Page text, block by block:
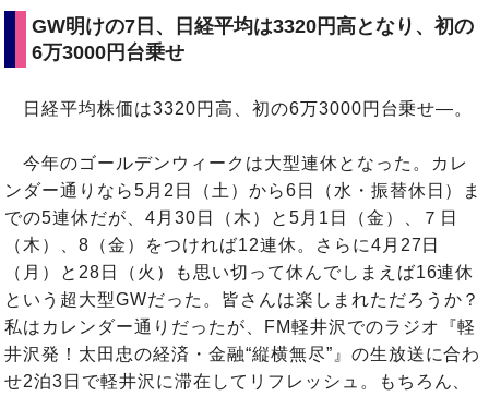
GW明けの7日、日経平均は3320円高となり、初の
6万3000円台乗せ
日経平均株価は3320円高、初の6万3000円台乗せ―。
今年のゴールデンウィークは大型連休となった。カレ
ンダー通りなら5月2日（土）から6日（水・振替休日）ま
での5連休だが、4月30日（木）と5月1日（金）、７日
（木）、8（金）をつければ12連休。さらに4月27日
（月）と28日（火）も思い切って休んでしまえば16連休
という超大型GWだった。皆さんは楽しまれただろうか？
私はカレンダー通りだったが、FM軽井沢でのラジオ『軽
井沢発！太田忠の経済・金融“縦横無尽”』の生放送に合わ
せ2泊3日で軽井沢に滞在してリフレッシュ。もちろん、